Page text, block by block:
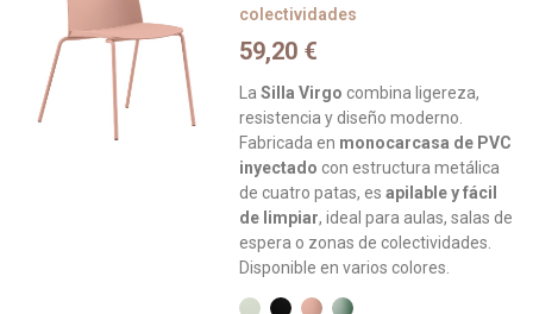
colectividades
59,20 €
LaSilla Virgo combina ligereza,
resistencia y diseño moderno.
Fabricada en monocarcasa de PVC
inyectado con estructura metálica
de cuatro patas, esapilable y fácil
de limpiar, ideal para aulas, salas de
espera o zonas de colectividades.
Disponible en varios colores.